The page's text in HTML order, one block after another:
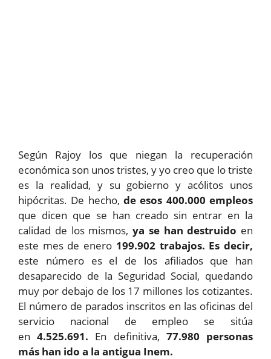
Según Rajoy los que niegan la recuperación
económica son unos tristes, y yo creo que lo triste
es la realidad, y su gobierno y acólitos unos
hipócritas. De hecho, de esos 400.000 empleos
que dicen que se han creado sin entrar en la
calidad de los mismos, ya se han destruido en
este mes de enero 199.902 trabajos. Es decir,
este número es el de los afiliados que han
desaparecido de la Seguridad Social, quedando
muy por debajo de los 17 millones los cotizantes.
El número de parados inscritos en las oficinas del
servicio nacional de empleo se sitúa
en4.525.691. En definitiva, 77.980 personas
más han ido a la antigua Inem.